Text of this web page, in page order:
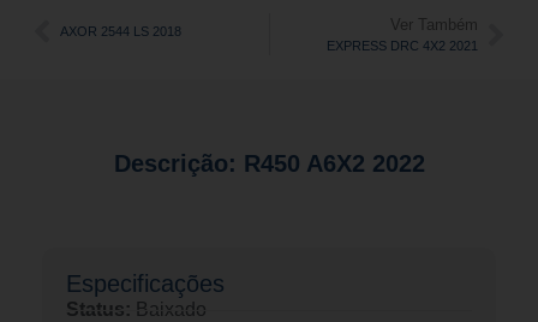
AXOR 2544 LS 2018 Ver Também
EXPRESS DRC 4X2 2021
Descrição: R450 A6X2 2022
Especificações​
Status: Baixado